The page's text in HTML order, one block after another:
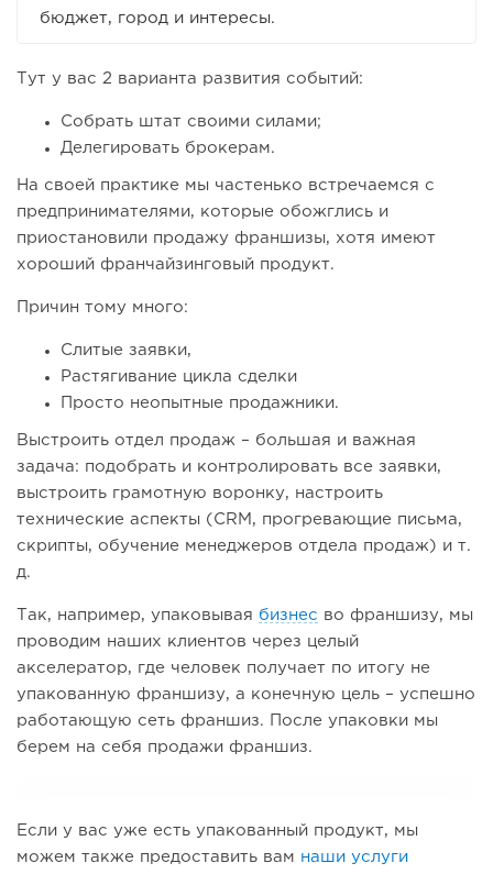
бюджет, город и интересы.
Тут у вас 2 варианта развития событий:
Собрать штат своими силами;
Делегировать брокерам.
На своей практике мы частенько встречаемся с
предпринимателями, которые обожглись и
приостановили продажу франшизы, хотя имеют
хороший франчайзинговый продукт.
Причин тому много:
Слитые заявки,
Растягивание цикла сделки
Просто неопытные продажники.
Выстроить отдел продаж – большая и важная
задача: подобрать и контролировать все заявки,
выстроить грамотную воронку, настроить
технические аспекты (CRM, прогревающие письма,
скрипты, обучение менеджеров отдела продаж) и т.
д.
Так, например, упаковывая бизнес во франшизу, мы
проводим наших клиентов через целый
акселератор, где человек получает по итогу не
упакованную франшизу, а конечную цель – успешно
работающую сеть франшиз. После упаковки мы
берем на себя продажи франшиз.
Если у вас уже есть упакованный продукт, мы
можем также предоставить вам наши услуги